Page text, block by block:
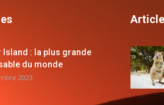
Island : la plus grande
du monde
2023